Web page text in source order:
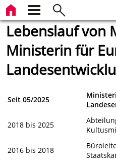
Lebenslauf von
Ministerin für
Seit 05/2025
2018 bis 2025
2016 bis 2018